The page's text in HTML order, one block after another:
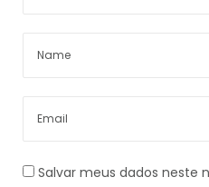
Salvar meus dados neste